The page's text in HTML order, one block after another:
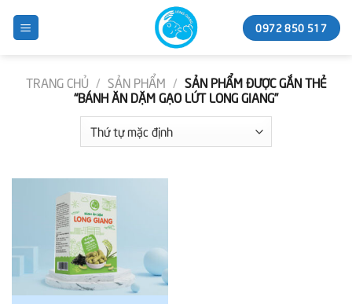
0972 850 517
TRANG CHỦ / SẢN PHẨM / SẢN PHẨM ĐƯỢC GẮN THẺ
“BÁNH ĂN DẶM GẠO LỨT LONG GIANG”